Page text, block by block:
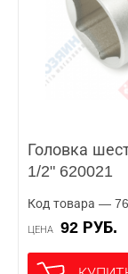
Головка
1/2" 620021
Код товара —
ЦЕНА 92 РУБ.